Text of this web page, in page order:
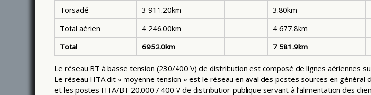
Torsadé
3 911.20km 3.80km
Total aérien
4 246.00km 4 677.8km
Total
6952.0km 7 581.9km
Le réseau BT à basse tension (230/400 V) de distribution est composé de lignes aériennes
Le réseau HTA dit « moyenne tension » est le réseau en aval des postes sources en
et les postes HTA/BT 20.000 / 400 V de distribution publique servant à l’alimentation des